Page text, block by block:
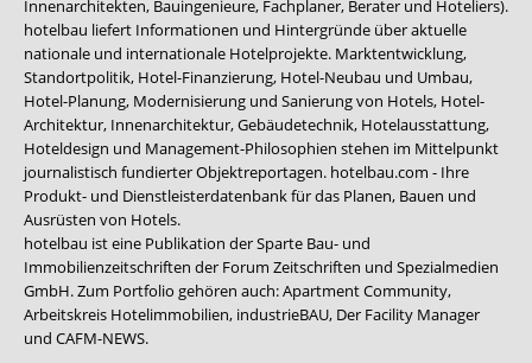
Innenarchitekten, Bauingenieure, Fachplaner, Berater und Hoteliers).
hotelbau liefert Informationen und Hintergründe über aktuelle
nationale und internationale Hotelprojekte. Marktentwicklung,
Standortpolitik, Hotel-Finanzierung, Hotel-Neubau und Umbau,
Hotel-Planung, Modernisierung und Sanierung von Hotels, Hotel-
Architektur, Innenarchitektur, Gebäudetechnik, Hotelausstattung,
Hoteldesign und Management-Philosophien stehen im Mittelpunkt
journalistisch fundierter Objektreportagen. hotelbau.com - Ihre
Produkt- und Dienstleisterdatenbank für das Planen, Bauen und
Ausrüsten von Hotels.
hotelbau ist eine Publikation der Sparte Bau- und
Immobilienzeitschriften der Forum Zeitschriften und Spezialmedien
GmbH. Zum Portfolio gehören auch:Apartment Community,
Arbeitskreis Hotelimmobilien, industrieBAU, Der Facility Manager
und CAFM-NEWS.